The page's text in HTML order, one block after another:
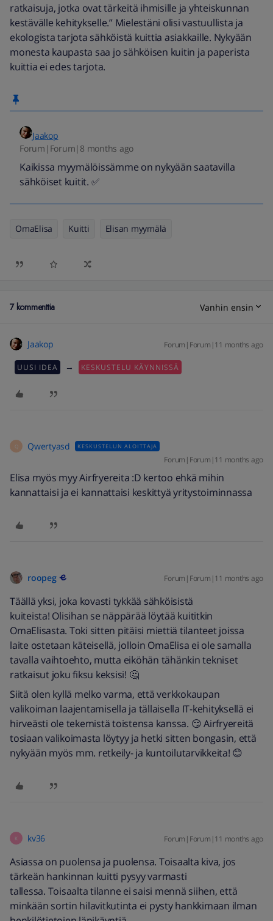
ratkaisuja, jotka ovat tärkeitä ihmisille ja yhteiskunnan
kestävälle kehitykselle.” Mielestäni olisi vastuullista ja
ekologista tarjota sähköistä kuittia asiakkaille. Nykyään
monesta kaupasta saa jo sähköisen kuitin ja paperista
kuittia ei edes tarjota.
Jaakop
Forum|Forum|8 months ago
Kaikissa myymälöissämme on nykyään saatavilla
sähköiset kuitit. ✅
OmaElisa Kuitti Elisan myymälä
7 kommenttia Vanhin ensin
Jaakop Forum|Forum|11 months ago
UUSI IDEA → KESKUSTELU KÄYNNISSÄ
Q Qwertyasd KESKUSTELUN ALOITTAJA
Forum|Forum|11 months ago
Elisa myös myy Airfryereita :D kertoo ehkä mihin
kannattaisi ja ei kannattaisi keskittyä yritystoiminnassa
roopeg Forum|Forum|11 months ago
Täällä yksi, joka kovasti tykkää sähköisistä
kuiteista! Olisihan se näppärää löytää kuititkin
OmaElisasta. Toki sitten pitäisi miettiä tilanteet joissa
laite ostetaan käteisellä, jolloin OmaElisa ei ole samalla
tavalla vaihtoehto, mutta eiköhän tähänkin tekniset
ratkaisut joku fiksu keksisi! 🤔
Siitä olen kyllä melko varma, että verkkokaupan
valikoiman laajentamisella ja tällaisella IT-kehityksellä ei
hirveästi ole tekemistä toistensa kanssa. 😏 Airfryereitä
tosiaan valikoimasta löytyy ja hetki sitten bongasin, että
nykyään myös mm. retkeily- ja kuntoilutarvikkeita! 😊
K kv36 Forum|Forum|11 months ago
Asiassa on puolensa ja puolensa. Toisaalta kiva, jos
tärkeän hankinnan kuitti pysyy varmasti
tallessa. Toisaalta tilanne ei saisi mennä siihen, että
minkään sortin hilavitkutinta ei pysty hankkimaan ilman